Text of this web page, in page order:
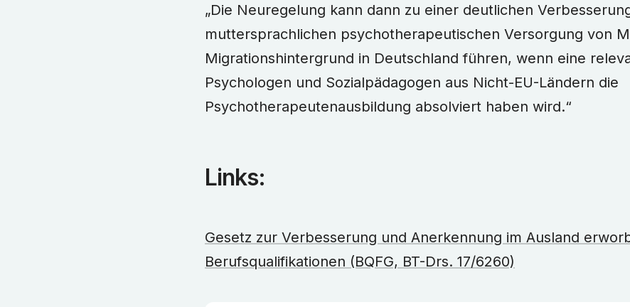
„Die Neuregelung kann dann zu einer deutlichen
muttersprachlichen psychotherapeutischen Versorgung von
Migrationshintergrund in Deutschland führen, wenn eine
Psychologen und Sozialpädagogen aus Nicht-EU-Ländern die
Psychotherapeutenausbildung absolviert haben wird.“
Links:
Gesetz zur Verbesserung und Anerkennung im Ausland
Berufsqualifikationen (BQFG, BT-Drs. 17/6260)